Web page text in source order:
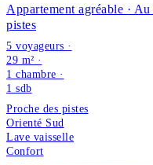
Appartement agréable ·
pistes
5 voyageurs ·
29 m² ·
1 chambre ·
1sdb
Proche des pistes
Orienté Sud
Lave vaisselle
Confort